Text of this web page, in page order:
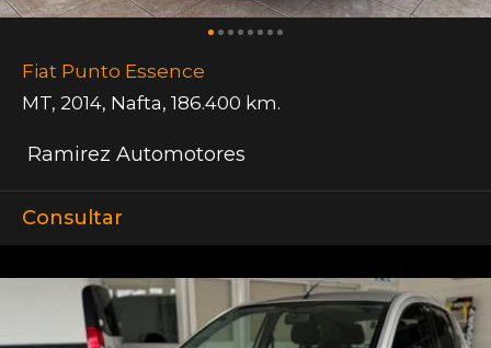
Fiat Punto Essence
MT, 2014, Nafta, 186.400 km.
Ramirez Automotores
Consultar